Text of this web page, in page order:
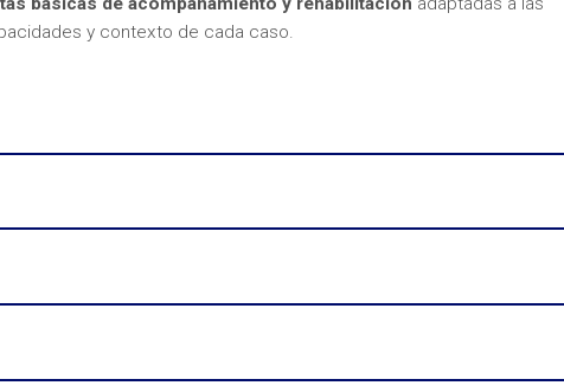
y contexto de cada caso.